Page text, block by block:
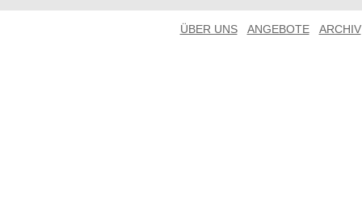
ÜBER UNS ANGEBOTE ARCHIV